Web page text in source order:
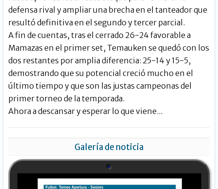
defensa rival y ampliar una brecha en el tanteador que
resultó definitiva en el segundo y tercer parcial.
A fin de cuentas, tras el cerrado 26-24 favorable a
Mamazas en el primer set, Temauken se quedó con los
dos restantes por amplia diferencia: 25-14 y 15-5,
demostrando que su potencial creció mucho en el
último tiempo y que son las justas campeonas del
primer torneo de la temporada.
Ahora a descansar y esperar lo que viene...
Galería de noticia